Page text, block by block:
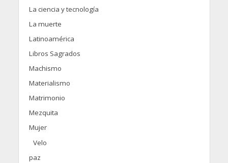
La ciencia y tecnología
La muerte
Latinoamérica
Libros Sagrados
Machismo
Materialismo
Matrimonio
Mezquita
Mujer
Velo
paz